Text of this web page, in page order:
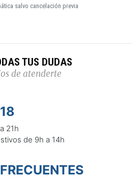
salvo cancelación previa
TUS DUDAS
de atenderte
21h
de 9h a 14h